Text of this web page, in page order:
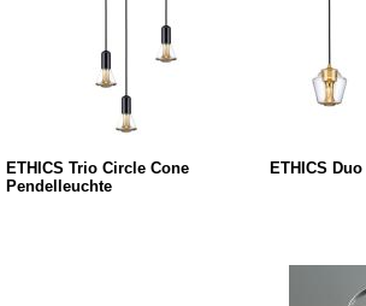
ETHICS Trio Circle Cone
Pendelleuchte
ETHICS